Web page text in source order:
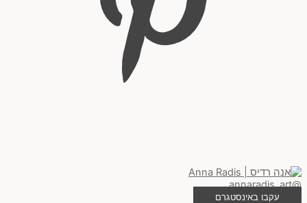
@annaradis_art
עקבו באינסטגרם